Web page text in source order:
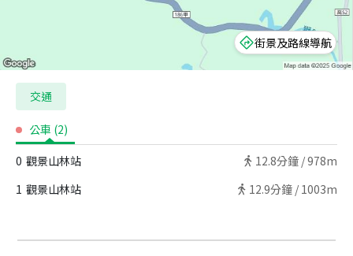
街景及路線導航
交通
公車 (2)
0 觀景山林站 12.8分鐘 /978m
1 觀景山林站 12.9分鐘 / 1003m